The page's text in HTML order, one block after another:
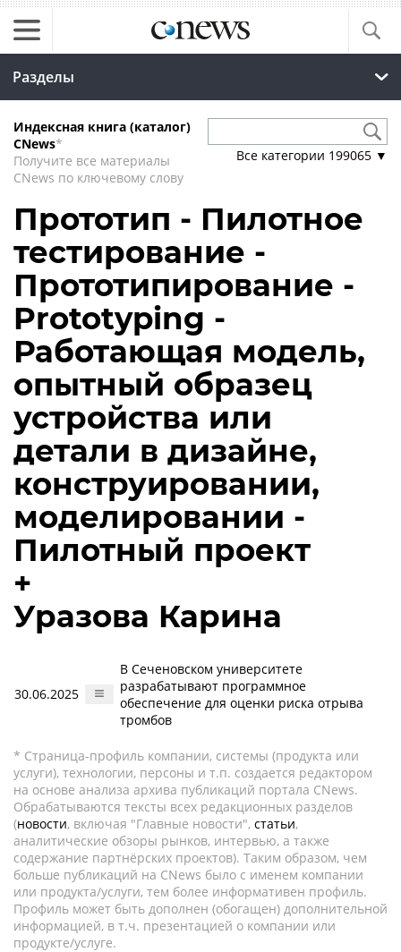
Разделы
Индексная книга (каталог)
CNews*
Получите все материалы
CNews по ключевому слову
Все категории 199065 ▼
Прототип - Пилотное
тестирование -
Прототипирование -
Prototyping -
Работающая модель,
опытный образец
устройства или
детали в дизайне,
конструировании,
моделировании -
Пилотный проект
+
Уразова Карина
30.06.2025
В Сеченовском университете
разрабатывают программное
обеспечение для оценки риска отрыва
тромбов
* Страница-профиль компании, системы (продукта или
услуги), технологии, персоны и т.п. создается редактором
на основе анализа архива публикаций портала CNews.
Обрабатываются тексты всех редакционных разделов
(новости, включая "Главные новости", статьи,
аналитические обзоры рынков, интервью, а также
содержание партнёрских проектов). Таким образом, чем
больше публикаций на CNews было с именем компании
или продукта/услуги, тем более информативен профиль.
Профиль может быть дополнен (обогащен) дополнительной
информацией, в т.ч. презентацией о компании или
продукте/услуге.